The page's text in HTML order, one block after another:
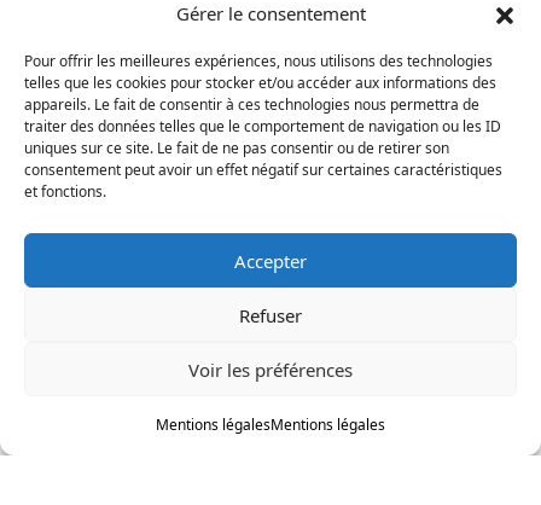
Gérer le consentement
Pour offrir les meilleures expériences, nous utilisons des technologies
telles que les cookies pour stocker et/ou accéder aux informations des
appareils. Le fait de consentir à ces technologies nous permettra de
traiter des données telles que le comportement de navigation ou les ID
uniques sur ce site. Le fait de ne pas consentir ou de retirer son
consentement peut avoir un effet négatif sur certaines caractéristiques
et fonctions.
Accepter
Refuser
Voir les préférences
Mentions légalesMentions légales
Mentions légales
CONTACT
La Constellation
7 chemin du Clotay
contact@motsditsmotslus.com
Je lis, je m'inscris